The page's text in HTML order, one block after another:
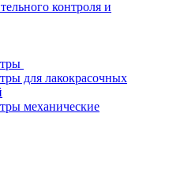
контроля и
для лакокрасочных
механические